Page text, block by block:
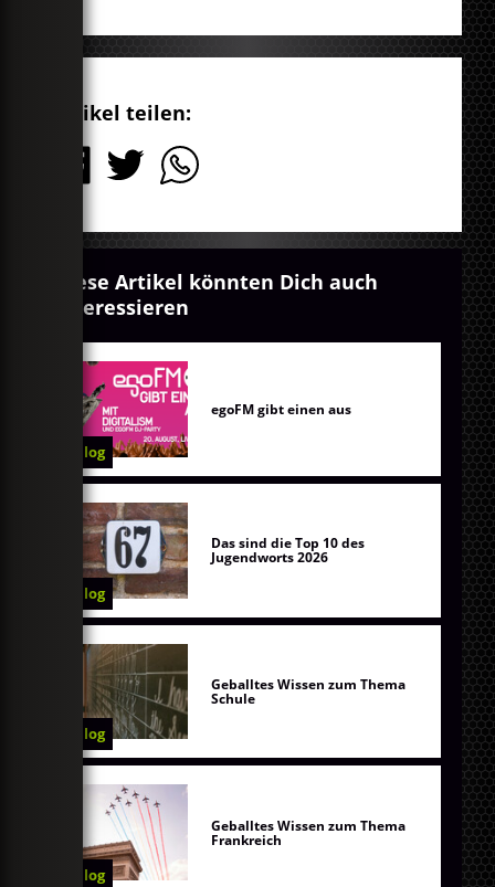
Artikel teilen:
Diese Artikel könnten Dich auch
interessieren
Blog
egoFM gibt einen aus
Blog
Das sind die Top 10 des
Jugendworts 2026
Blog
Geballtes Wissen zum Thema
Schule
Blog
Geballtes Wissen zum Thema
Frankreich